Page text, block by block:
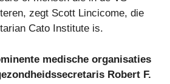
zegt Scott Lincicome, die
Cato Institute is.
medische organisaties
Robert F.